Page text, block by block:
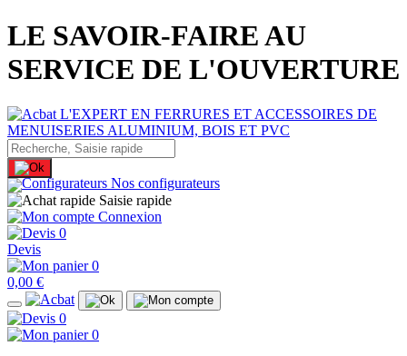
LE SAVOIR-FAIRE AU
SERVICE DE L'OUVERTURE
Nos configurateurs
Saisie rapide
Connexion
0
Devis
0
0,00 €
0
0